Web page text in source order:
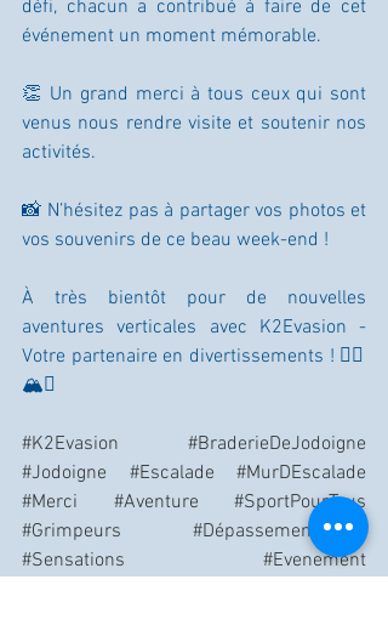
défi, chacun a contribué à faire de cet
événement un moment mémorable.
👏 Un grand merci à tous ceux qui sont
venus nous rendre visite et soutenir nos
activités.
📸 N’hésitez pas à partager vos photos et
vos souvenirs de ce beau week-end !
À très bientôt pour de nouvelles
aventures verticales avec K2Evasion -
Votre partenaire en divertissements ! 🧗‍♂️
🏔️✨
#K2Evasion
#BraderieDeJodoigne
#Jodoigne
#Escalade
#MurDEscalade
#Merci
#Aventure
#SportPourTous
#Grimpeurs
#DépassementDeSoi
#Sensations
#Evenement